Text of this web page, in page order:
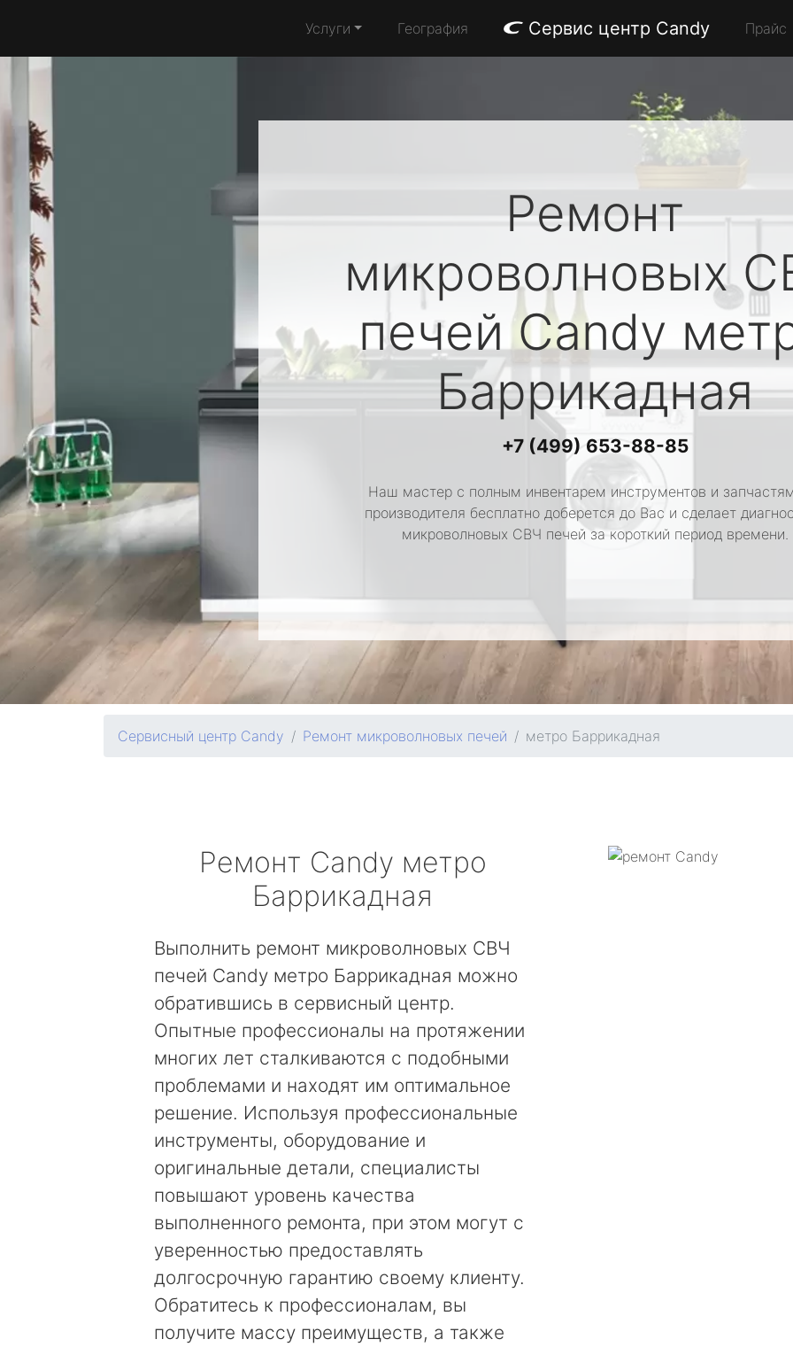
Услуги География Сервис центр Candy Прайс
Ремонт
микроволновых
печейCandy
Баррикадная
+7 (499) 653-88-85
Наш мастер с полным инвентарем инструментов и
производителя бесплатно доберется до Вас и сделает
микроволновых СВЧ печей за короткий период времени.
Сервисный центр Candy Ремонт микроволновых печей метро Баррикадная
Ремонт Candy метро
Баррикадная
Выполнить ремонт микроволновых СВЧ
печей Candy метро Баррикадная можно
обратившись в сервисный центр.
Опытные профессионалы на протяжении
многих лет сталкиваются с подобными
проблемами и находят им оптимальное
решение. Используя профессиональные
инструменты, оборудование и
оригинальные детали, специалисты
повышают уровень качества
выполненного ремонта, при этом могут с
уверенностью предоставлять
долгосрочную гарантию своему клиенту.
Обратитесь к профессионалам, вы
получите массу преимуществ, а также